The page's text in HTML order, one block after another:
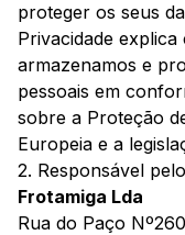
proteger os seus
Privacidade
armazenamos e
pessoais em
sobre a Proteção
Europeia e a
2. Responsável
Frotamiga Lda
Rua do Paço Nº260